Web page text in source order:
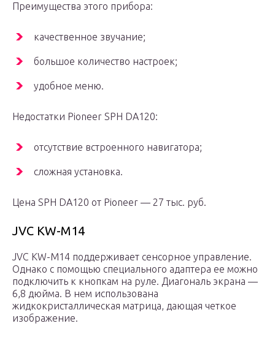
Преимущества этого прибора:
качественное звучание;
большое количество настроек;
удобное меню.
Недостатки Pioneer SPH DA120:
отсутствие встроенного навигатора;
сложная установка.
Цена SPH DA120 от Pioneer — 27 тыс. руб.
JVC KW-M14
JVC KW-M14 поддерживает сенсорное управление.
Однако с помощью специального адаптера ее можно
подключить к кнопкам на руле. Диагональ экрана —
6,8 дюйма. В нем использована
жидкокристаллическая матрица, дающая четкое
изображение.